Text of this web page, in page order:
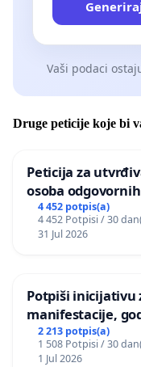
Vaši podaci
Druge peticije koje bi
Peticija za
osoba
Grada Zagreba
4 452 potpis(a)
4 452 Potpisi / 30
31 Jul 2026
Potpiši inicijativu
manifestacije,
javnog događaja
2 213 potpis(a)
1 508 Potpisi / 30
1 Jul 2026